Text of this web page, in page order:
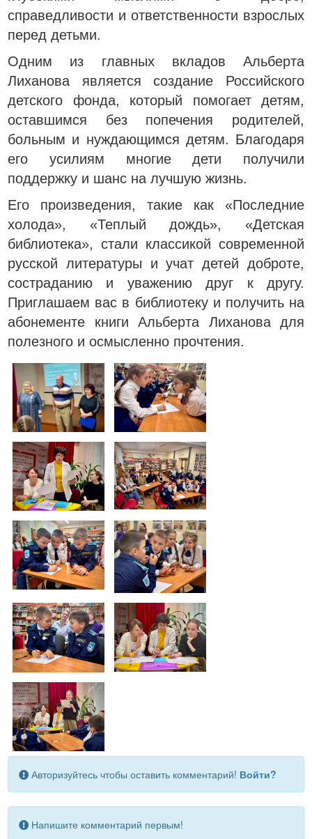
справедливости и ответственности взрослых
перед детьми.
Одним из главных вкладов Альберта
Лиханова является создание Российского
детского фонда, который помогает детям,
оставшимся без попечения родителей,
больным и нуждающимся детям. Благодаря
его усилиям многие дети получили
поддержку и шанс на лучшую жизнь.
Его произведения, такие как «Последние
холода», «Теплый дождь», «Детская
библиотека», стали классикой современной
русской литературы и учат детей доброте,
состраданию и уважению друг к другу.
Приглашаем вас в библиотеку и получить на
абонементе книги Альберта Лиханова для
полезного и осмысленно прочтения.
Авторизуйтесь чтобы оставить комментарий! Войти?
Напишите комментарий первым!